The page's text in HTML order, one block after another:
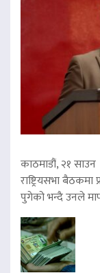
काठमाडौं, २१
राष्ट्रियसभा
पुगेको भन्दै उनले